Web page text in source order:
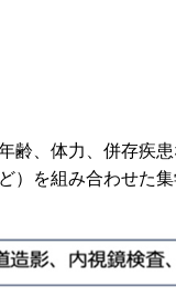
、体力、併存疾
を組み合わせた集